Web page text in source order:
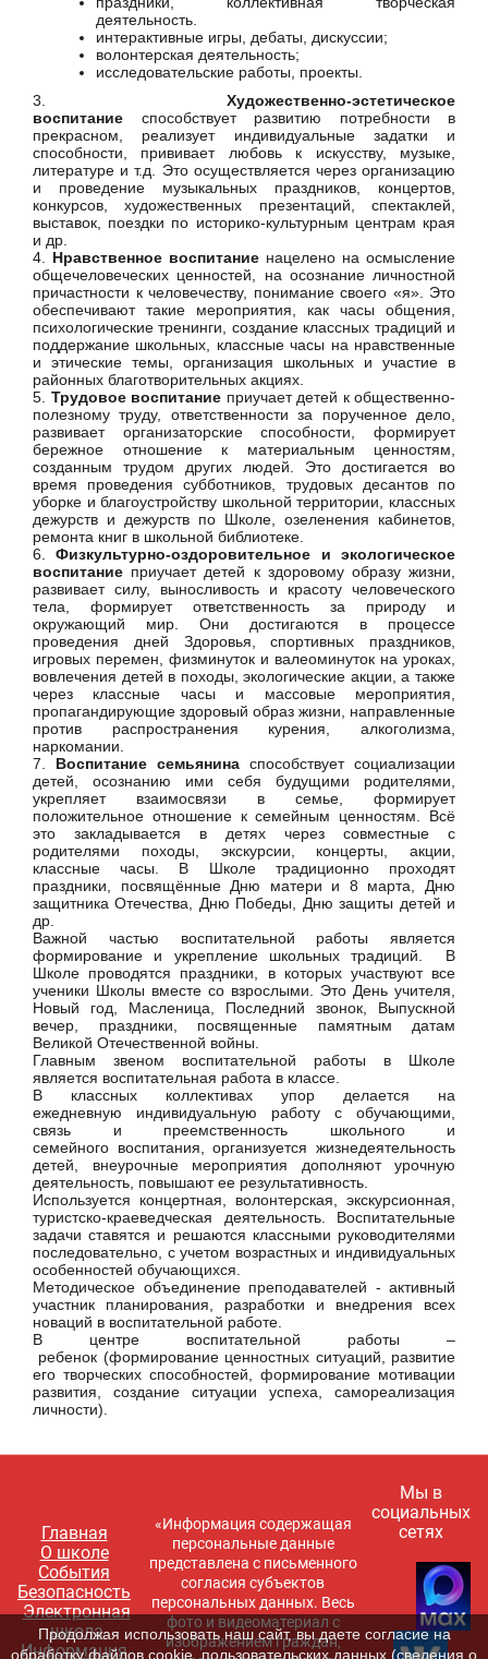
деятельность.
интерактивные игры, дебаты, дискуссии;
волонтерская деятельность;
исследовательские работы, проекты.
3. Художественно-эстетическое
воспитание способствует развитию потребности в
прекрасном, реализует индивидуальные задатки и
способности, прививает любовь к искусству, музыке,
литературе и т.д. Это осуществляется через организацию
и проведение музыкальных праздников, концертов,
конкурсов, художественных презентаций, спектаклей,
выставок, поездки по историко-культурным центрам края
и др.
4. Нравственное воспитание нацелено на осмысление
общечеловеческих ценностей, на осознание личностной
причастности к человечеству, понимание своего «я». Это
обеспечивают такие мероприятия, как часы общения,
психологические тренинги, создание классных традиций и
поддержание школьных, классные часы на нравственные
и этические темы, организация школьных и участие в
районных благотворительных акциях.
5. Трудовое воспитание приучает детей к общественно-
полезному труду, ответственности за порученное дело,
развивает организаторские способности, формирует
бережное отношение к материальным ценностям,
созданным трудом других людей. Это достигается во
время проведения субботников, трудовых десантов по
уборке и благоустройству школьной территории, классных
дежурств и дежурств по Школе, озеленения кабинетов,
ремонта книг в школьной библиотеке.
6.Физкультурно-оздоровительное и экологическое
воспитание приучает детей к здоровому образу жизни,
развивает силу, выносливость и красоту человеческого
тела, формирует ответственность за природу и
окружающий мир. Они достигаются в процессе
проведения дней Здоровья, спортивных праздников,
игровых перемен, физминуток и валеоминуток на уроках,
вовлечения детей в походы, экологические акции, а также
через классные часы и массовые мероприятия,
пропагандирующие здоровый образ жизни, направленные
против распространения курения, алкоголизма,
наркомании.
7. Воспитание семьянина способствует социализации
детей, осознанию ими себя будущими родителями,
укрепляет взаимосвязи в семье, формирует
положительное отношение к семейным ценностям. Всё
это закладывается в детях через совместные с
родителями походы, экскурсии, концерты, акции,
классные часы. В Школе традиционно проходят
праздники, посвящённые Дню матери и 8 марта, Дню
защитника Отечества, Дню Победы, Дню защиты детей и
др.
Важной частью воспитательной работы является
формирование и укрепление школьных традиций. В
Школе проводятся праздники, в которых участвуют все
ученики Школы вместе со взрослыми. Это День учителя,
Новый год, Масленица, Последний звонок, Выпускной
вечер, праздники, посвященные памятным датам
Великой Отечественной войны.
Главным звеном воспитательной работы в Школе
является воспитательная работа в классе.
В классных коллективах упор делается на
ежедневную индивидуальную работу с обучающими,
связь и преемственность школьного и
семейного воспитания, организуется жизнедеятельность
детей, внеурочные мероприятия дополняют урочную
деятельность, повышают ее результативность.
Используется концертная, волонтерская, экскурсионная,
туристско-краеведческая деятельность. Воспитательные
задачи ставятся и решаются классными руководителями
последовательно, с учетом возрастных и индивидуальных
особенностей обучающихся.
Методическое объединение преподавателей - активный
участник планирования, разработки и внедрения всех
новаций в воспитательной работе.
В центре воспитательной работы –
ребенок (формирование ценностных ситуаций, развитие
его творческих способностей, формирование мотивации
развития, создание ситуации успеха, самореализация
личности).
Главная
О школе
События
Безопасность
Электронная
школа
Информация
«Информация содержащая
персональные данные
представлена с письменного
согласия субъектов
персональных данных. Весь
фото и видеоматериал с
изображением граждан,
Мы в
социальных
сетях
Продолжая использовать наш сайт, вы даете согласие на
обработку файлов cookie, пользовательских данных (сведения о